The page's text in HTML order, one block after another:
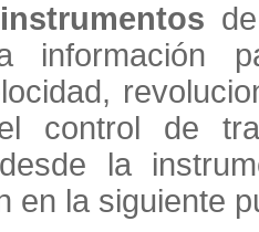
información
el control de
la
en la siguiente